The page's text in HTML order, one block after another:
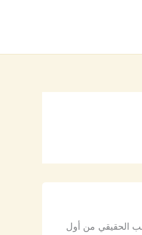
الحقيقي من أول